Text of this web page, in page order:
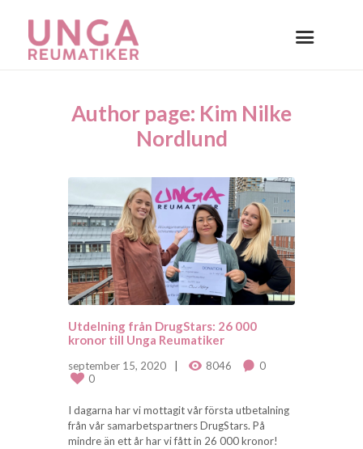
Author page: Kim Nilke
Nordlund
Utdelning från DrugStars: 26 000
kronor till Unga Reumatiker
september 15, 2020 8046
0
0
I dagarna har vi mottagit vår första utbetalning
från vår samarbetspartners DrugStars. På
mindre än ett år har vi fått in 26 000 kronor!